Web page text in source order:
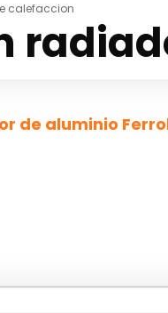
calefaccion
de aluminio